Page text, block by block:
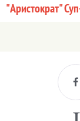
"Аристократ"